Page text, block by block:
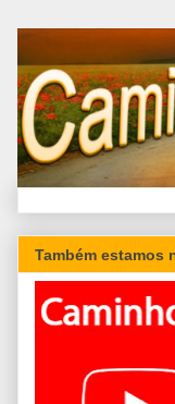
Também estamos